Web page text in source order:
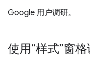
Google 用户调研。
使用“样式”窗